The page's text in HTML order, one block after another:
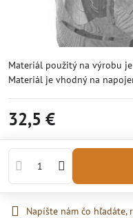
Materiál použitý na výrobu
Materiál je vhodný na
32,5 €
Napíšte nám čo hľadáte,